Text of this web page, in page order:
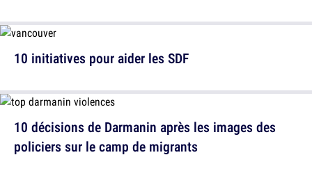
10 initiatives pour aider les SDF
10 décisions de Darmanin après les images des
policiers sur le camp de migrants